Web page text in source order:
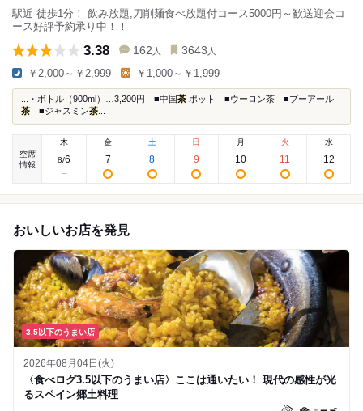
駅近 徒歩1分！ 飲み放題,刀削麺食べ放題付コース5000円～歓送迎会コ
ース好評予約承り中！！
3.38 162 人 3643 人
￥2,000～￥2,999 ￥1,000～￥1,999
...・ボトル（900ml）…3,200円 ■中国茶 ポット ■ウーロン茶 ■プーアール
茶 ■ジャスミン茶
空席
情報
木
8/6
金
7
土
8
日
9
月
10
火
11
水
12
おいしいお店を発見
3.5以下のうまい店
2026年08月04日(火)
〈食べログ3.5以下のうまい店〉ここは通いたい！ 現代の感性が光
るスペイン郷土料理